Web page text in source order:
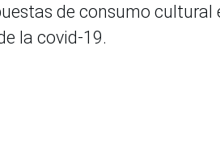
de consumo cultural
la covid-19.